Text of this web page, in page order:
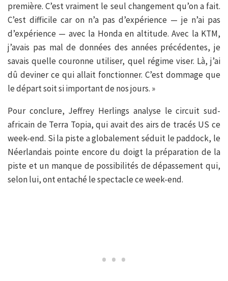
première. C’est vraiment le seul changement qu’on a fait.
C’est difficile car on n’a pas d’expérience — je n’ai pas
d’expérience — avec la Honda en altitude. Avec la KTM,
j’avais pas mal de données des années précédentes, je
savais quelle couronne utiliser, quel régime viser. Là, j’ai
dû deviner ce qui allait fonctionner. C’est dommage que
le départ soit si important de nos jours. »
Pour conclure, Jeffrey Herlings analyse le circuit sud-
africain de Terra Topia, qui avait des airs de tracés US ce
week-end. Si la piste a globalement séduit le paddock, le
Néerlandais pointe encore du doigt la préparation de la
piste et un manque de possibilités de dépassement qui,
selon lui, ont entaché le spectacle ce week-end.